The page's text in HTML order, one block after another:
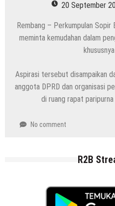
20 September
Rembang – Perkumpulan Sopir
meminta kemudahan dalam
Aspirasi tersebut disampaikan
anggota DPRD dan organisasi
di ruang rapat
No comment
R2B